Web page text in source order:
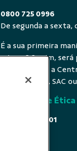
0800 725 0996
De segunda a sexta,
É a sua primeira
o tema? Se sim,
primeiro com a
Atendimento, SAC
Comissão de Ética
0800 646 4001